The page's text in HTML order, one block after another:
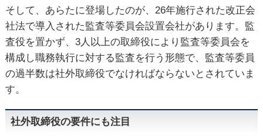
そして、あらたに登場したのが、26年施行された改正会
社法で導入された監査等委員会設置会社があります。監
査役を置かず、3人以上の取締役により監査等委員会を
構成し職務執行に対する監査を行う形態で、監査等委員
の過半数は社外取締役でなければならないとされていま
す。
社外取締役の要件にも注目